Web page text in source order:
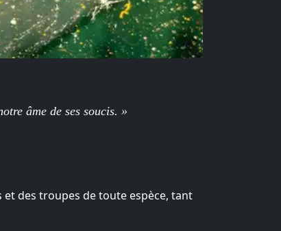
âme de ses soucis. »
des troupes de toute espèce, tant